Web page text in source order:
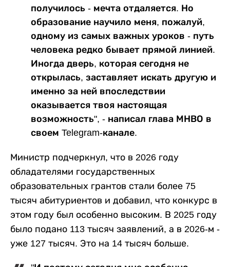
получилось - мечта отдаляется. Но
образование научило меня, пожалуй,
одному из самых важных уроков - путь
человека редко бывает прямой линией.
Иногда дверь, которая сегодня не
открылась, заставляет искать другую и
именно за ней впоследствии
оказывается твоя настоящая
возможность", - написал глава МНВО в
своем Telegram-канале.
Министр подчеркнул, что в 2026 году
обладателями государственных
образовательных грантов стали более 75
тысяч абитуриентов и добавил, что конкурс в
этом году был особенно высоким. В 2025 году
было подано 113 тысяч заявлений, а в 2026-м -
уже 127 тысяч. Это на 14 тысяч больше.